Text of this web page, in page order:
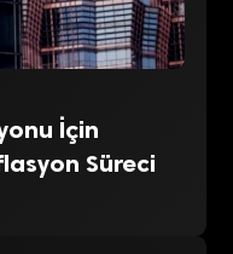
İçin
Süreci